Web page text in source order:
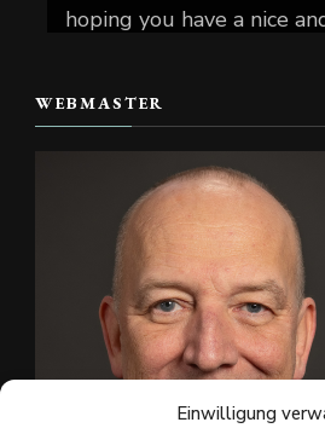
Einwilligung
hoping you have a nice
📷 Christian Reiter
#skate4fun # ...
Foto
Auf Facebook anzeigen Teilen
WEBMASTER